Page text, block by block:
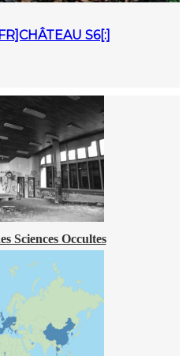
S6[:]
Sciences Occultes